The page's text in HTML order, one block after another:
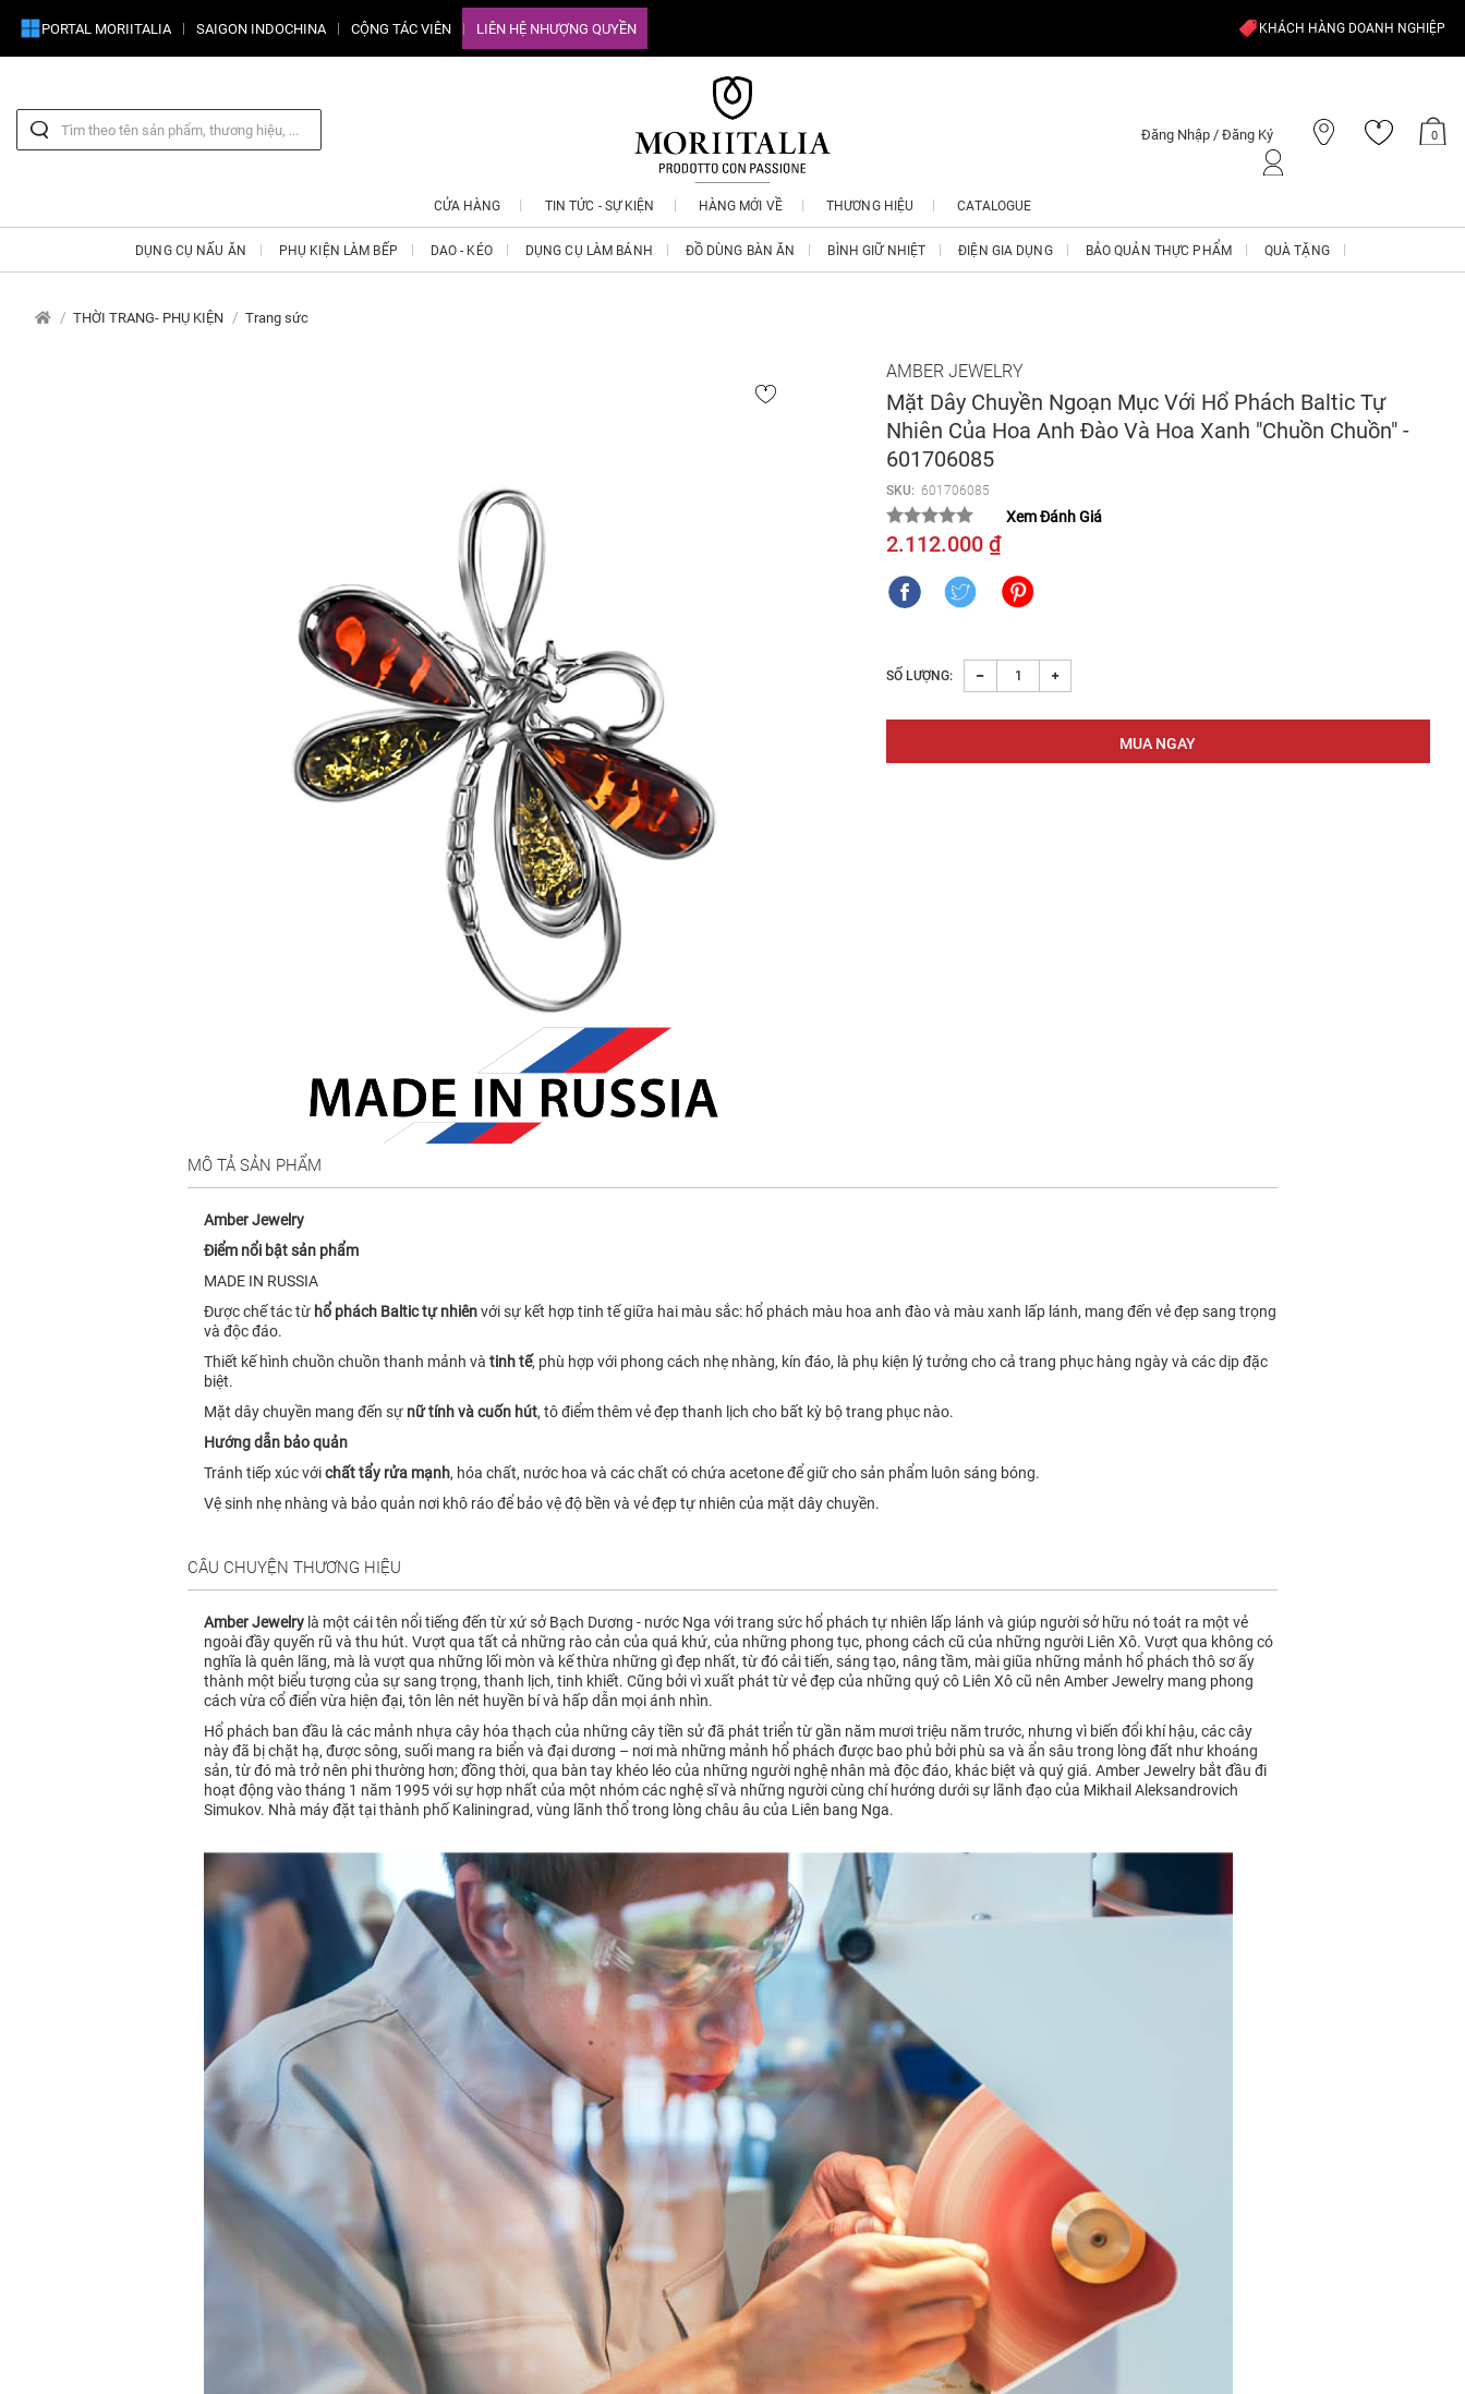
PORTAL MORIITALIA SAIGON INDOCHINA CỘNG TÁC VIÊN LIÊN HỆ NHƯỢNG QUYỀN KHÁCH HÀNG DOANH NGHIỆP
Đăng Nhập / Đăng Ký 0
CỬA HÀNG TIN TỨC - SỰ KIỆN HÀNG MỚI VỀ THƯƠNG HIỆU CATALOGUE
DỤNG CỤ NẤU ĂN PHỤ KIỆN LÀM BẾP DAO - KÉO DỤNG CỤ LÀM BÁNH ĐỒ DÙNG BÀN ĂN BÌNH GIỮ NHIỆT ĐIỆN GIA DỤNG BẢO QUẢN THỰC PHẨM QUÀ TẶNG
THỜI TRANG- PHỤ KIỆN Trang sức
AMBER JEWELRY
Mặt Dây Chuyền Ngoạn Mục Với Hổ Phách Baltic Tự
Nhiên Của Hoa Anh Đào Và Hoa Xanh "Chuồn Chuồn" -
601706085
SKU: 601706085
Xem Đánh Giá
2.112.000 ₫
SỐ LƯỢNG:
MÔ TẢ SẢN PHẨM
Amber Jewelry
Điểm nổi bật sản phẩm
MADE IN RUSSIA
Được chế tác từ hổ phách Baltic tự nhiênvới sự kết hợp tinh tế giữa hai màu sắc: hổ phách màu hoa anh đào và màu xanh lấp lánh, mang đến vẻ đẹp sang trọng
và độc đáo.
Thiết kế hình chuồn chuồn thanh mảnh và tinh tế, phù hợp với phong cách nhẹ nhàng, kín đáo, là phụ kiện lý tưởng cho cả trang phục hàng ngày và các dịp đặc
biệt.
Mặt dây chuyền mang đến sự nữ tính và cuốn hút, tô điểm thêm vẻ đẹp thanh lịch cho bất kỳ bộ trang phục nào.
Hướng dẫn bảo quản
Tránh tiếp xúc vớichất tẩy rửa mạnh, hóa chất, nước hoa và các chất có chứa acetone để giữ cho sản phẩm luôn sáng bóng.
Vệ sinh nhẹ nhàng và bảo quản nơi khô ráo để bảo vệ độ bền và vẻ đẹp tự nhiên của mặt dây chuyền.
CÂU CHUYỆN THƯƠNG HIỆU
Amber Jewelry là một cái tên nổi tiếng đến từ xứ sở Bạch Dương - nước Nga với trang sức hổ phách tự nhiên lấp lánh và giúp người sở hữu nó toát ra một vẻ
ngoài đầy quyến rũ và thu hút. Vượt qua tất cả những rào cản của quá khứ, của những phong tục, phong cách cũ của những người Liên Xô. Vượt qua không có
nghĩa là quên lãng, mà là vượt qua những lối mòn và kế thừa những gì đẹp nhất, từ đó cải tiến, sáng tạo, nâng tầm, mài giũa những mảnh hổ phách thô sơ ấy
thành một biểu tượng của sự sang trọng, thanh lịch, tinh khiết. Cũng bởi vì xuất phát từ vẻ đẹp của những quý cô Liên Xô cũ nên Amber Jewelry mang phong
cách vừa cổ điển vừa hiện đại, tôn lên nét huyền bí và hấp dẫn mọi ánh nhìn.
Hổ phách ban đầu là các mảnh nhựa cây hóa thạch của những cây tiền sử đã phát triển từ gần năm mươi triệu năm trước, nhưng vì biến đổi khí hậu, các cây
này đã bị chặt hạ, được sông, suối mang ra biển và đại dương – nơi mà những mảnh hổ phách được bao phủ bởi phù sa và ẩn sâu trong lòng đất như khoáng
sản, từ đó mà trở nên phi thường hơn; đồng thời, qua bàn tay khéo léo của những người nghệ nhân mà độc đáo, khác biệt và quý giá. Amber Jewelry bắt đầu đi
hoạt động vào tháng 1 năm 1995 với sự hợp nhất của một nhóm các nghệ sĩ và những người cùng chí hướng dưới sự lãnh đạo của Mikhail Aleksandrovich
Simukov. Nhà máy đặt tại thành phố Kaliningrad, vùng lãnh thổ trong lòng châu âu của Liên bang Nga.